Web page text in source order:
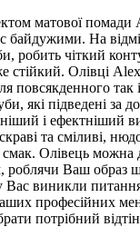
матової
байдужими. На
робить чіткий
стійкий. Олівці
повсякденного так
які підведені за
і ефектніший
та сміливі,
смак. Олівець можна
Ваш образ
виникли
професійних
потрібний